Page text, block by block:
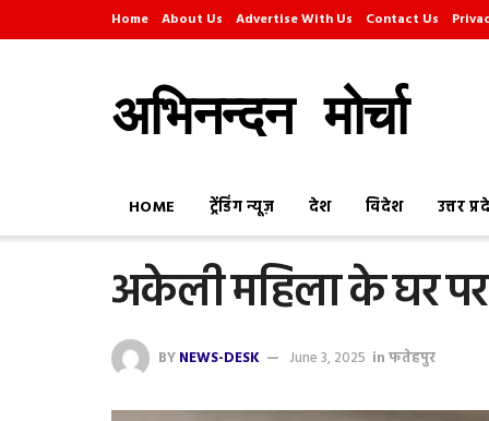
Home About Us Advertise With Us Contact Us
अभिनन्दन मोर्चा
HOME ट्रेंडिंग न्यूज़ देश विदेश उत्तर
अकेली महिला के घर
BYNEWS-DESK June 3, 2025 inफतेहपुर